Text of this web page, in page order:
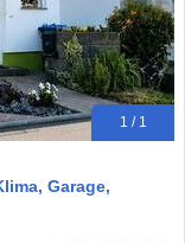
1 / 1
Garage,